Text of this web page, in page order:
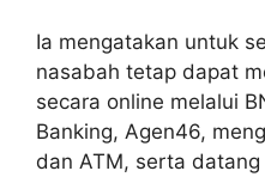
Ia mengatakan untuk
nasabah tetap dapat
secara online melalui
Banking, Agen46,
dan ATM, serta